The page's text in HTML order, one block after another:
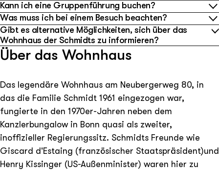
Kann ich eine Gruppenführung buchen?
Was muss ich bei einem Besuch beachten?
Gibt es alternative Möglichkeiten, sich über das
Wohnhaus der Schmidts zu informieren?
Über das Wohnhaus
Das legendäre Wohnhaus am Neubergerweg 80, in
das die Familie Schmidt 1961 eingezogen war,
fungierte in den 1970er-Jahren neben dem
Kanzlerbungalow in Bonn quasi als zweiter,
inoffizieller Regierungssitz. Schmidts Freunde wie
Giscard d'Estaing (französischer Staatspräsident)und
Henry Kissinger (US-Außenminister) waren hier zu